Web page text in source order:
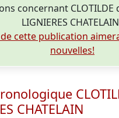
concernant CLOTILDE
LIGNIERES
cette publication
nouvelles!
CHATELAIN